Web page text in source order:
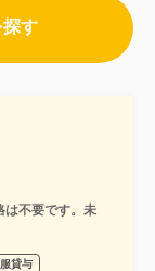
す
は不要です。未
貸与